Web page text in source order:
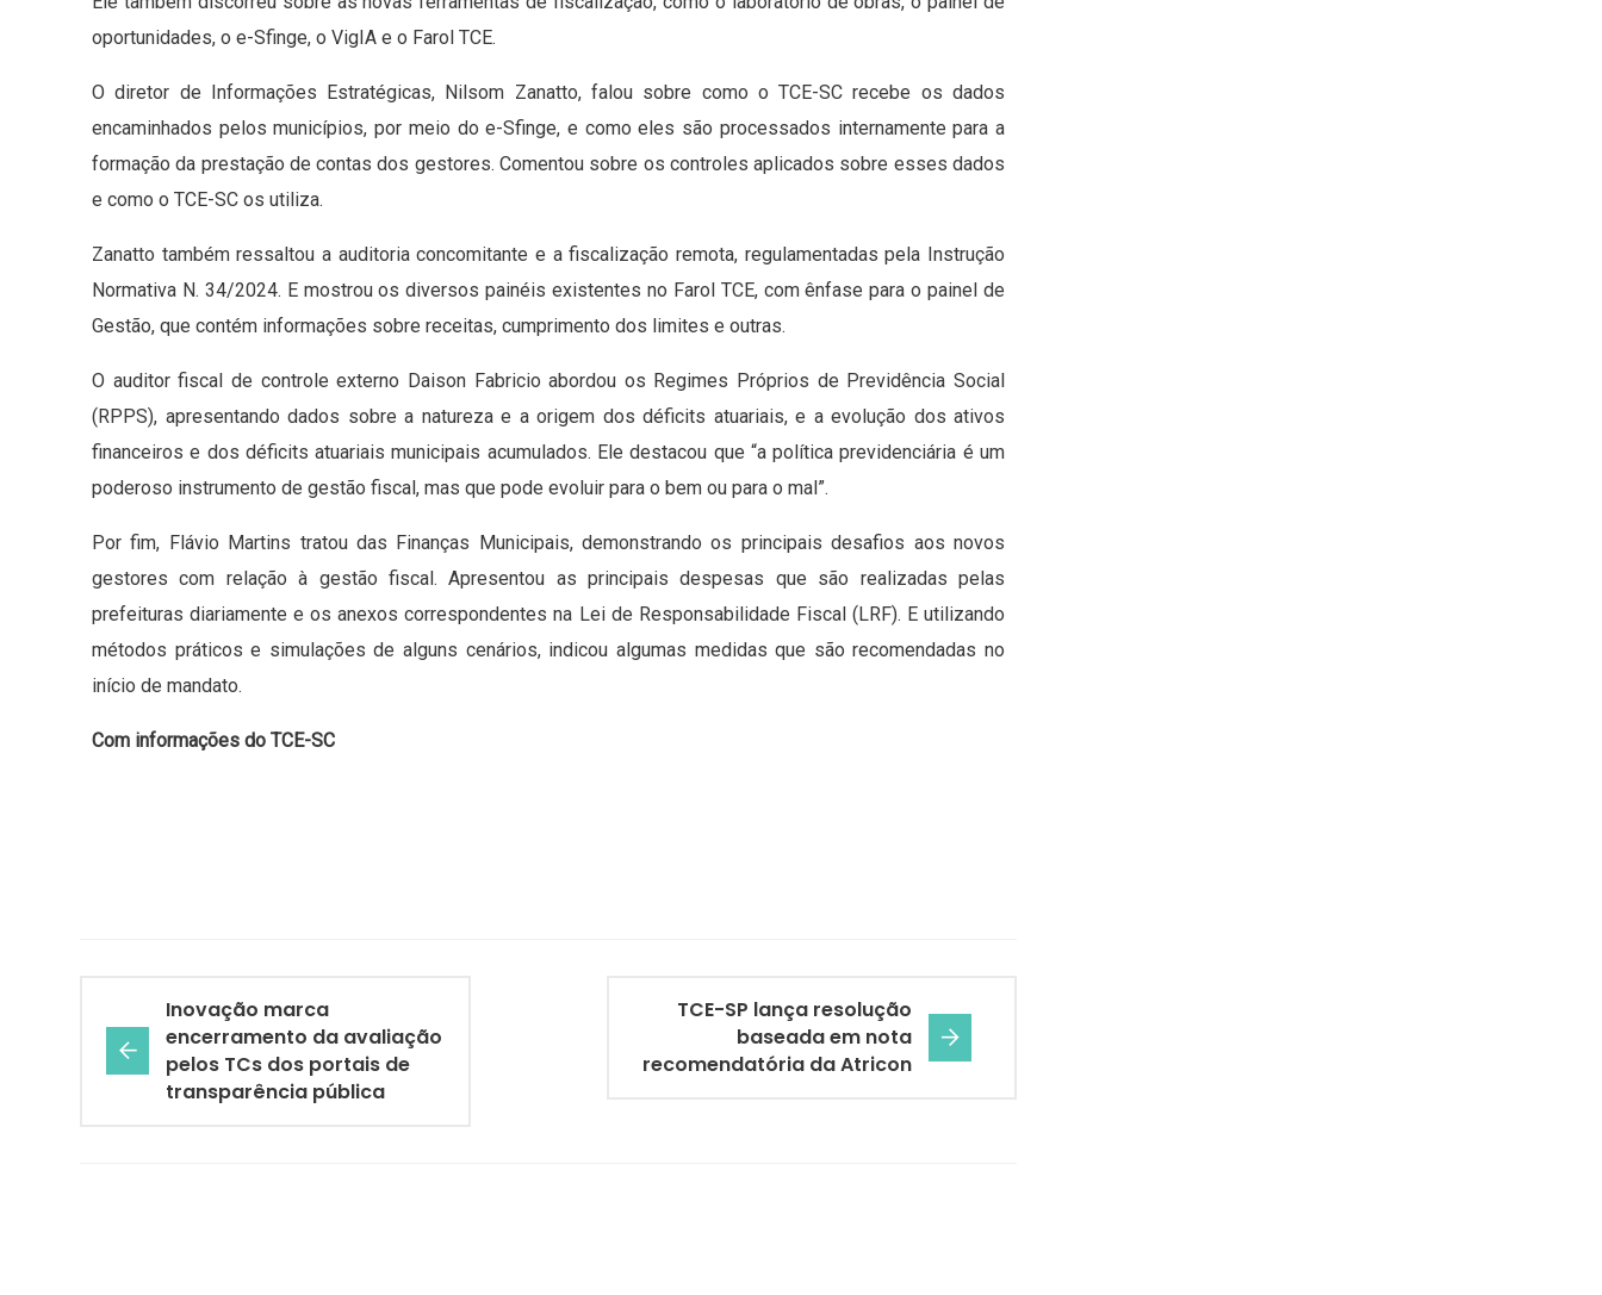
oportunidades, o e-Sfinge, o VigIA e o Farol TCE.
O diretor de Informações Estratégicas, Nilsom Zanatto, falou sobre como o TCE-SC recebe os dados
encaminhados pelos municípios, por meio do e-Sfinge, e como eles são processados internamente para a
formação da prestação de contas dos gestores. Comentou sobre os controles aplicados sobre esses dados
e como o TCE-SC os utiliza.
Zanatto também ressaltou a auditoria concomitante e a fiscalização remota, regulamentadas pela Instrução
Normativa N. 34/2024. E mostrou os diversos painéis existentes no Farol TCE, com ênfase para o painel de
Gestão, que contém informações sobre receitas, cumprimento dos limites e outras.
O auditor fiscal de controle externo Daison Fabricio abordou os Regimes Próprios de Previdência Social
(RPPS), apresentando dados sobre a natureza e a origem dos déficits atuariais, e a evolução dos ativos
financeiros e dos déficits atuariais municipais acumulados​. Ele destacou que “a política previdenciária é um
poderoso instrumento de gestão fiscal, mas que pode evoluir para o bem ou para o mal”.
Por fim, Flávio Martins tratou das Finanças Municipais, demonstrando os principais desafios aos novos
gestores com relação à gestão fiscal. Apresentou as principais despesas que são realizadas pelas
prefeituras diariamente e os anexos correspondentes na Lei de Responsabilidade Fiscal (LRF). E utilizando
métodos práticos e simulações de alguns cenários, indicou algumas medidas que são recomendadas no
início de mandato.
Com informações do TCE-SC
Inovação marca
encerramento da avaliação
pelos TCs dos portais de
transparência pública
TCE-SP lança resolução
baseada em nota
recomendatória da Atricon